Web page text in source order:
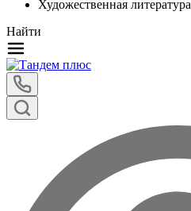
Художественная литература
Найти